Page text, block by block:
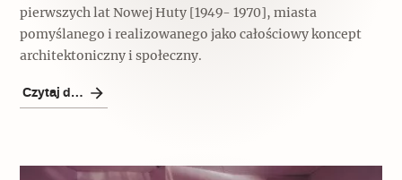
pierwszych lat Nowej Huty [1949- 1970], miasta
pomyślanego i realizowanego jako całościowy koncept
architektoniczny i społeczny.
Czytaj dalej